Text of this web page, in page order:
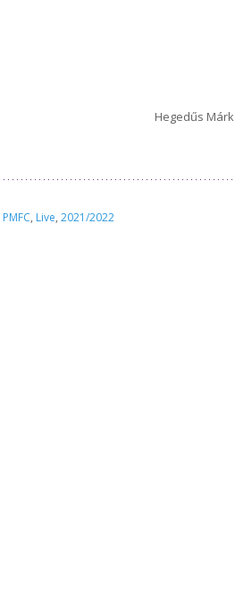
Hegedűs Márk
PMFC, Live, 2021/2022